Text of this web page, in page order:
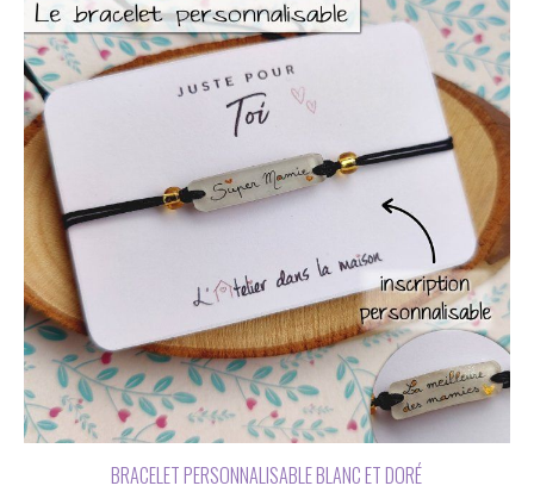
BRACELET PERSONNALISABLE BLANC ET DORÉ